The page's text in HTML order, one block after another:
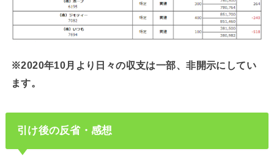
※2020年10月より日々の収支は一部、非開示にしてい
ます。
引け後の反省・感想